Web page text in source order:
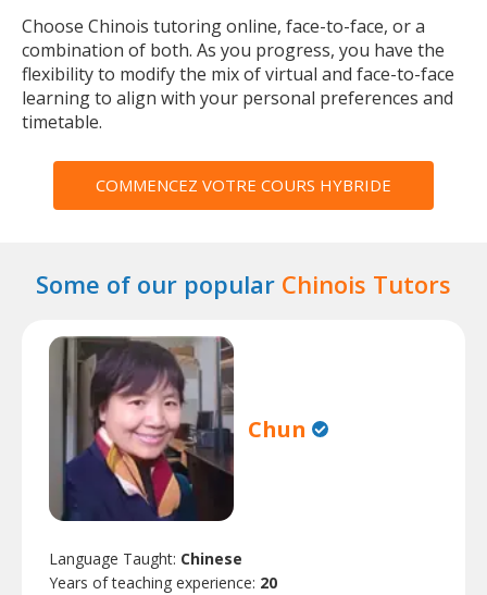
Choose Chinois tutoring online, face-to-face, or a
combination of both. As you progress, you have the
flexibility to modify the mix of virtual and face-to-face
learning to align with your personal preferences and
timetable.
COMMENCEZ VOTRE COURS HYBRIDE
Some of our popular Chinois Tutors
Chun
Language Taught: Chinese
Years of teaching experience: 20